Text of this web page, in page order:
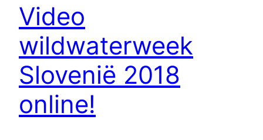
Video
wildwaterweek
Slovenië 2018
online!